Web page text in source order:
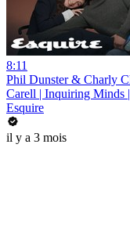
8:11
Phil Dunster & Charly
Carell | Inquiring Minds
Esquire
il y a 3 mois